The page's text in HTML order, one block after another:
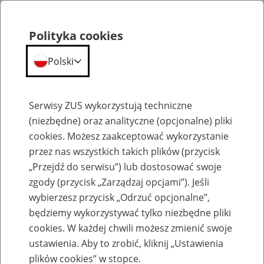
Aktualności
lipca 2018
Polityka cookies
Polski
Serwisy ZUS wykorzystują techniczne
(niezbędne) oraz analityczne (opcjonalne) pliki
cookies. Możesz zaakceptować wykorzystanie
przez nas wszystkich takich plików (przycisk
„Przejdź do serwisu”) lub dostosować swoje
zgody (przycisk „Zarządzaj opcjami”). Jeśli
wybierzesz przycisk „Odrzuć opcjonalne”,
będziemy wykorzystywać tylko niezbędne pliki
cookies. W każdej chwili możesz zmienić swoje
ustawienia. Aby to zrobić, kliknij „Ustawienia
plików cookies” w stopce.